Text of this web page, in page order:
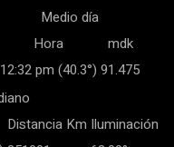
Medio día
Hora
mdk
12:32 pm (40.3°) 91.475
Distancia Km Iluminación